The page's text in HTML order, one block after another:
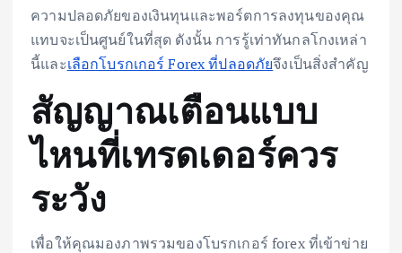
ความปลอดภัยของเงินทุนและพอร์ตการลงทุนของคุณ
แทบจะเป็นศูนย์ในที่สุด ดังนั้น การรู้เท่าทันกลโกงเหล่า
นี้และเลือกโบรกเกอร์ Forex ที่ปลอดภัยจึงเป็นสิ่งสำคัญ
สัญญาณเตือนแบบ
ไหนที่เทรดเดอร์ควร
ระวัง
เพื่อให้คุณมองภาพรวมของโบรกเกอร์ forex ที่เข้าข่าย